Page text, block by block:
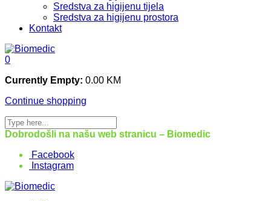
Sredstva za higijenu tijela
Sredstva za higijenu prostora
Kontakt
0
Currently Empty: 0.00 KM
Continue shopping
Dobrodošli na našu web stranicu – Biomedic
Facebook
Instagram